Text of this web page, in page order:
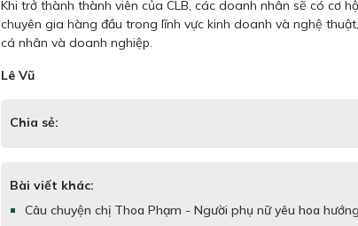
Khi trở thành thành viên của CLB, các doanh nhân sẽ có cơ
chuyên gia hàng đầu trong lĩnh vực kinh doanh và nghệ
cá nhân và doanh nghiệp.
Lê Vũ
Chia sẻ:
Bài viết khác:
Câu chuyện chị Thoa Phạm - Người phụ nữ yêu hoa